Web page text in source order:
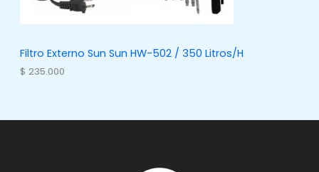
Filtro Externo Sun Sun HW-502 / 350 Litros/H
$ 235.000